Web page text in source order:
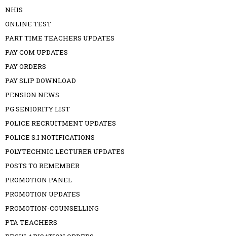
NHIS
ONLINE TEST
PART TIME TEACHERS UPDATES
PAY COM UPDATES
PAY ORDERS
PAY SLIP DOWNLOAD
PENSION NEWS
PG SENIORITY LIST
POLICE RECRUITMENT UPDATES
POLICE S.I NOTIFICATIONS
POLYTECHNIC LECTURER UPDATES
POSTS TO REMEMBER
PROMOTION PANEL
PROMOTION UPDATES
PROMOTION-COUNSELLING
PTA TEACHERS